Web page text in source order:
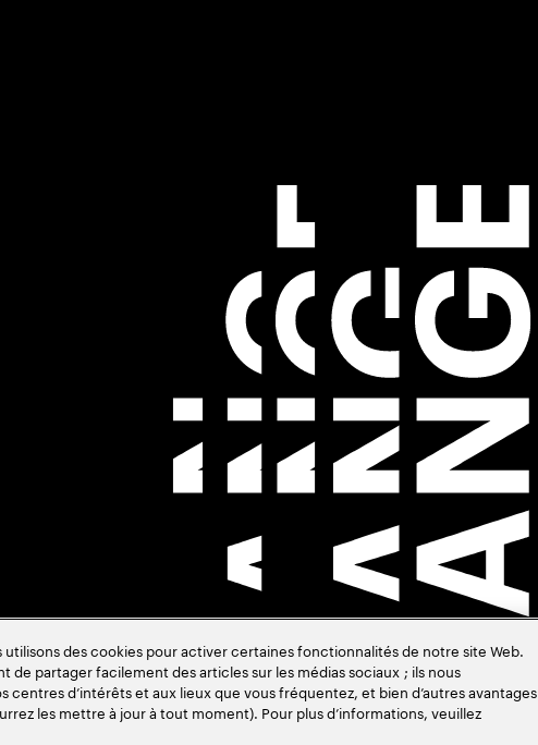
des cookies pour activer certaines fonctionnalités de notre site Web.
de partager facilement des articles sur les médias sociaux ; ils nous
d’intérêts et aux lieux que vous fréquentez, et bien d’autres avantages
les mettre à jour à tout moment). Pour plus d’informations, veuillez